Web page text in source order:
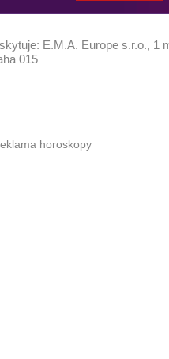
E.M.A. Europe s.r.o., 1
015
horoskopy